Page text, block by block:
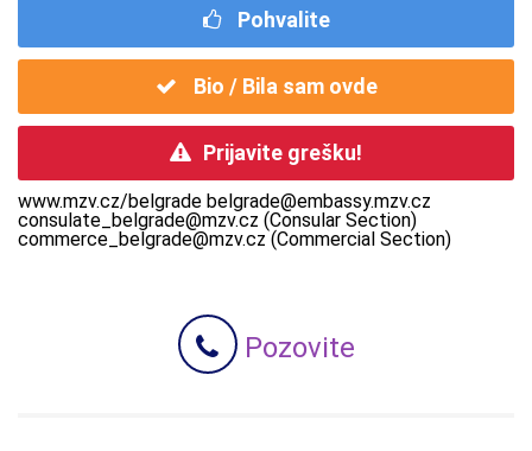
Pohvalite
Bio / Bila sam ovde
Prijavite grešku!
www.mzv.cz/belgrade belgrade@embassy.mzv.cz
consulate_belgrade@mzv.cz (Consular Section)
commerce_belgrade@mzv.cz (Commercial Section)
Pozovite